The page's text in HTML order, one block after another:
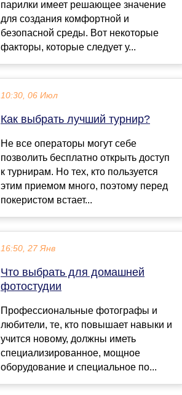
парилки имеет решающее значение
для создания комфортной и
безопасной среды. Вот некоторые
факторы, которые следует у...
10:30, 06 Июл
Как выбрать лучший турнир?
Не все операторы могут себе
позволить бесплатно открыть доступ
к турнирам. Но тех, кто пользуется
этим приемом много, поэтому перед
покеристом встает...
16:50, 27 Янв
Что выбрать для домашней
фотостудии
Профессиональные фотографы и
любители, те, кто повышает навыки и
учится новому, должны иметь
специализированное, мощное
оборудование и специальное по...